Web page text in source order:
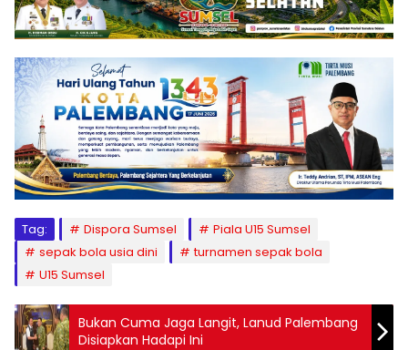
Tag: Dispora Sumsel
Piala U15 Sumsel
sepak bola usia dini
turnamen sepak bola
U15 Sumsel
Bukan Cuma Jaga Langit, Lanud Palembang
Disiapkan Hadapi Ini